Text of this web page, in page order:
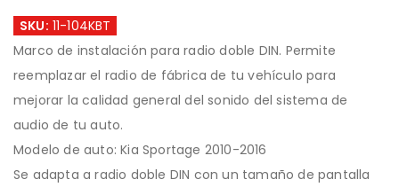
SKU: 11-104KBT
Marco de instalación para radio doble DIN. Permite
reemplazar el radio de fábrica de tu vehículo para
mejorar la calidad general del sonido del sistema de
audio de tu auto.
Modelo de auto: Kia Sportage 2010-2016
Se adapta a radio doble DIN con un tamaño de pantalla